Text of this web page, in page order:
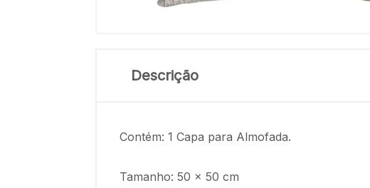
Descrição
Contém: 1 Capa para Almofada.
Tamanho: 50 x 50 cm